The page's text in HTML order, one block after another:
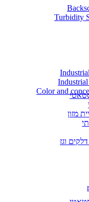
Turbidity
Color and
מזון
וגז